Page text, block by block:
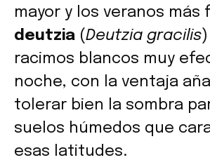
mayor y los veranos más
deutzia (Deutzia gracilis
racimos blancos muy
noche, con la ventaja
tolerar bien la sombra
suelos húmedos que
esas latitudes.